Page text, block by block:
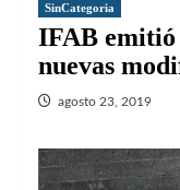
SinCategoria
IFAB emitió
nuevas
agosto 23, 2019